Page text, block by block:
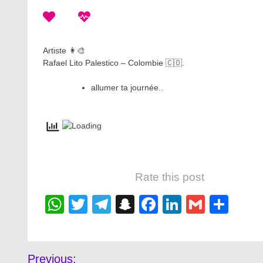
Artiste 👩‍🎨
Rafael Lito Palestico – Colombie 🇨🇴.
allumer ta journée..
Rate this post
WhatsApp
Twitter
Telegram
Snapchat
Facebook
LinkedIn
Gmail
Post
Previous: